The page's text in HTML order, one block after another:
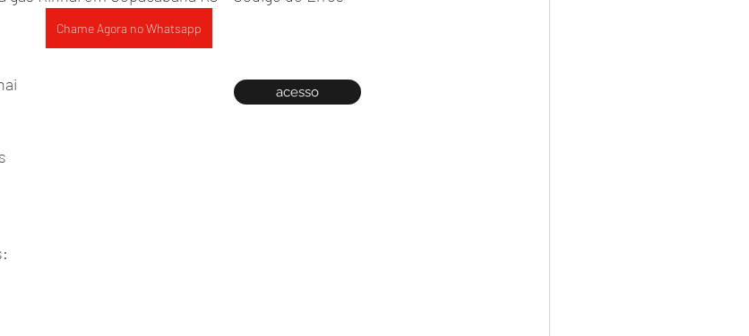
Chame Agora no Whatsapp
acesso